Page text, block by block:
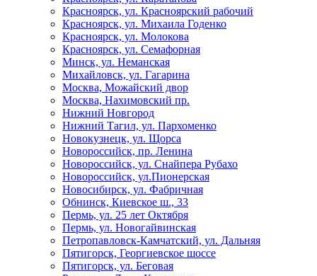
Красноярск, ул. Красноярский рабочий
Красноярск, ул. Михаила Годенко
Красноярск, ул. Молокова
Красноярск, ул. Семафорная
Минск, ул. Неманская
Михайловск, ул. Гагарина
Москва, Можайский двор
Москва, Нахимовский пр.
Нижний Новгород
Нижний Тагил, ул. Пархоменко
Новокузнецк, ул. Щорса
Новороссийск, пр. Ленина
Новороссийск, ул. Снайпера Рубахо
Новороссийск, ул.Пионерская
Новосибирск, ул. Фабричная
Обнинск, Киевское ш., 33
Пермь, ул. 25 лет Октября
Пермь, ул. Новогайвинская
Петропавловск-Камчатский, ул. Дальняя
Пятигорск, Георгиевское шоссе
Пятигорск, ул. Беговая